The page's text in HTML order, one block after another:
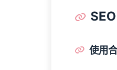
使用